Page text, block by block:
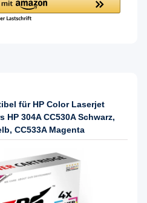
für HP Color Laserjet
HP 304A CC530A Schwarz,
CC533A Magenta